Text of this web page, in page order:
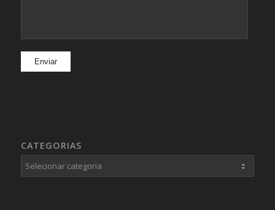
CATEGORIAS
Categorias